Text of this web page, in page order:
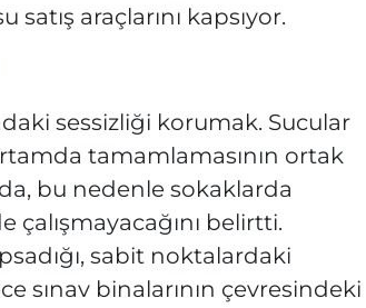
araçlarını kapsıyor.
sessizliği korumak. Sucular
tamamlamasının ortak
bu nedenle sokaklarda
çalışmayacağını belirtti.
sabit noktalardaki
sınav binalarının çevresindeki